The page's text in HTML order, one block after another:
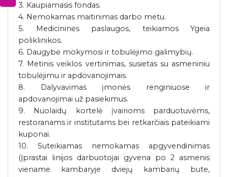
3. Kaupiamasis fondas.
4. Nemokamas maitinimas darbo metu.
5. Medicininės paslaugos, teikiamos Ygeia
poliklinikos.
6. Daugybė mokymosi ir tobulėjimo galimybių.
7. Metinis veiklos vertinimas, susietas su asmeniniu
tobulėjimu ir apdovanojimais.
8. Dalyvavimas įmonės renginiuose ir
apdovanojimai už pasiekimus.
9. Nuolaidų kortelė įvairioms parduotuvėms,
restoranams ir institutams bei retkarčiais pateikiami
kuponai.
10. Suteikiamas nemokamas apgyvendinimas
(Įprastai linijos darbuotojai gyvena po 2 asmenis
viename kambaryje dviejų kambarių bute,